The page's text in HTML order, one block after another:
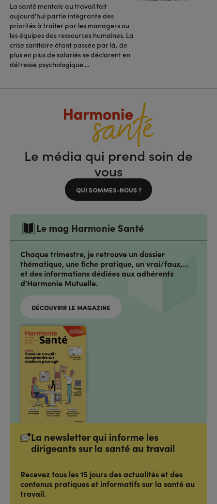
La santé mentale au travail fait
aujourd'hui partie intégrante des
priorités à traiter par les managers ou
les équipes des ressources humaines. La
crise sanitaire étant passée par là, de
plus en plus de salariés se déclarent en
détresse psychologique....
Le média qui prend soin de
vous
QUI SOMMES-NOUS ?
Le mag Harmonie Santé
Chaque trimestre, je retrouve un dossier
thématique, une fiche pratique, un vrai/faux,…
et des informations dédiées aux adhérents
d’Harmonie Mutuelle.
DÉCOUVRIR LE MAGAZINE
La newsletter qui informe les
dirigeants sur la santé au travail
Recevez tous les 15 jours des actualités et des
contenus pratiques et informatifs sur la santé au
travail.